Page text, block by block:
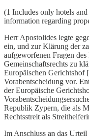
(1 Includes only hotels
information regarding
Herr Apostolides legte
ein, und zur Klärung der
aufgeworfenen Fragen
Gemeinschaftsrechts zu
Europäischen Gerichtshof
Vorabentscheidung vor.
der Europäische
Republik Zypern, die als
Rechtsstreit als
Im Anschluss an das